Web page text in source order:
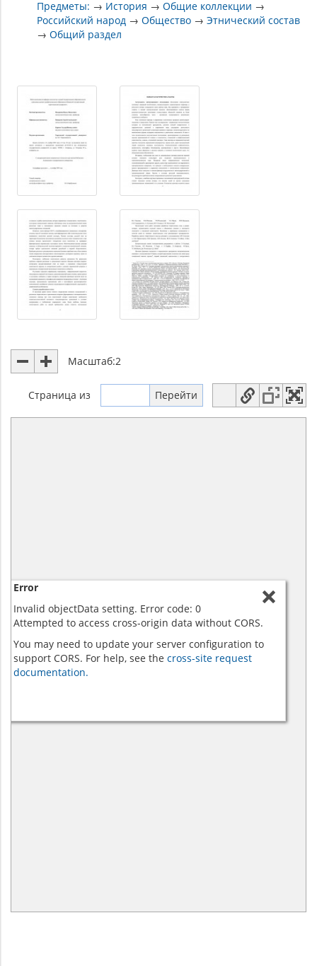
Предметы: → История →Общие коллекции →
Российский народ →Общество →Этнический состав
→Общий раздел
Масштаб:2
Страница из
Error
Invalid objectData setting. Error code: 0
Attempted to access cross-origin data without CORS.
You may need to update your server configuration to
support CORS. For help, see the cross-site request
documentation.